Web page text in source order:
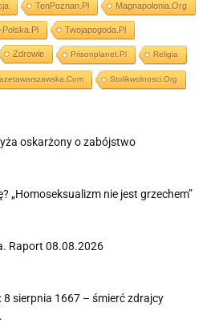
TenPoznan.pl Magnapolonia.org
Polska.pl Twojapogoda.pl
Zdrowie Prisonplanet.pl Religia
Stolikwolnosci.org
oskarżony o zabójstwo
„Homoseksualizm nie jest grzechem”
Raport 08.08.2026
sierpnia 1667 – śmierć zdrajcy